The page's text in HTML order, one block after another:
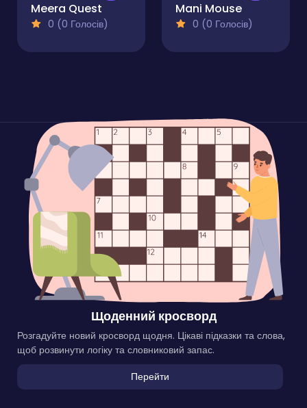
Meera Quest
0 (0 Голосів)
Mani Mouse
0 (0 Голосів)
Щоденний кросворд
Розгадуйте новий кросворд щодня. Цікаві підказки та слова,
щоб розвинути логіку та словниковий запас.
Перейти